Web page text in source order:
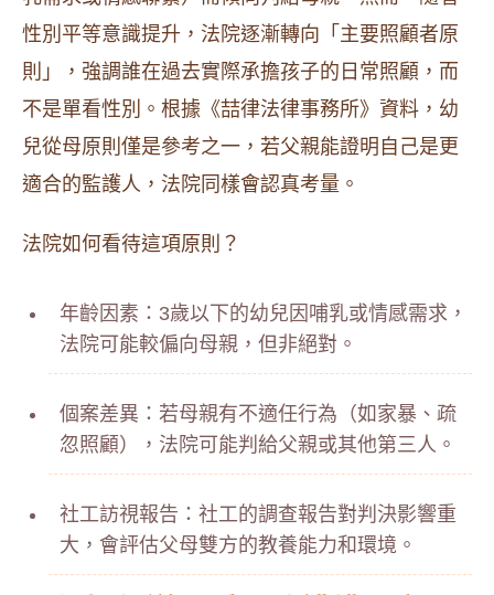
性別平等意識提升，法院逐漸轉向「主要照顧者原
則」，強調誰在過去實際承擔孩子的日常照顧，而
不是單看性別。根據《喆律法律事務所》資料，幼
兒從母原則僅是參考之一，若父親能證明自己是更
適合的監護人，法院同樣會認真考量。
法院如何看待這項原則？
年齡因素：3歲以下的幼兒因哺乳或情感需求，
法院可能較偏向母親，但非絕對。
個案差異：若母親有不適任行為（如家暴、疏
忽照顧），法院可能判給父親或其他第三人。
社工訪視報告：社工的調查報告對判決影響重
大，會評估父母雙方的教養能力和環境。